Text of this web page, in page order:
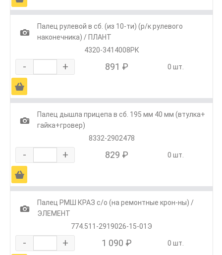
1
Палец рулевой в сб. (из 10-ти) (р/к рулевого
наконечника) / ПЛАНТ
4320-3414008РК
- + 891 ₽ 0 шт.
Ä
1
Палец дышла прицепа в сб. 195 мм 40 мм (втулка+
гайка+гровер)
8332-2902478
- + 829 ₽ 0 шт.
Ä
1
Палец РМШ КРАЗ с/о (на ремонтные крон-ны) /
ЭЛЕМЕНТ
774.511-2919026-15-01Э
- + 1 090 ₽ 0 шт.